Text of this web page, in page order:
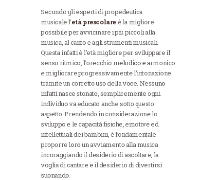
Secondo gli esperti di propedeutica
musicale l’età prescolare è la migliore
possibile per avvicinare i più piccoli alla
musica, al canto e agli strumenti musicali.
Questa infatti è l’età migliore per sviluppare il
senso ritmico, l’orecchio melodico e armonico
e migliorare progressivamente l’intonazione
tramite un corretto uso della voce. Nessuno
infatti nasce stonato, semplicemente ogni
individuo va educato anche sotto questo
aspetto. Prendendo in considerazione lo
sviluppo e le capacità fisiche, emotive ed
intellettuali dei bambini, è fondamentale
proporre loro un avviamento alla musica
incoraggiando il desiderio di ascoltare, la
voglia di cantare e il desiderio di divertirsi
suonando.